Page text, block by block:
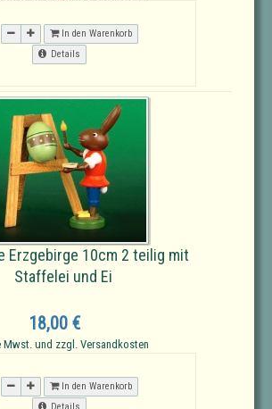
In den Warenkorb
Details
Erzgebirge 10cm 2 teilig mit
Staffelei und Ei
18,00 €
Mwst. und zzgl. Versandkosten
In den Warenkorb